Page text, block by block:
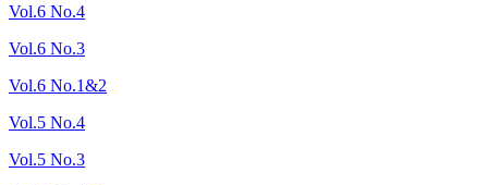
Vol.6 No.4
Vol.6 No.3
Vol.6 No.1&2
Vol.5 No.4
Vol.5 No.3